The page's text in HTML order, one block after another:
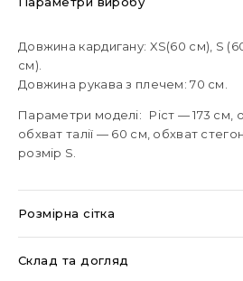
Довжина кардигану: XS(60 см), S
см).
Довжина рукава з плечем: 70 см.
Параметри моделі: Ріст — 173 см,
обхват талії — 60 см, обхват
розмір S.
Розмірна сітка
Склад та догляд